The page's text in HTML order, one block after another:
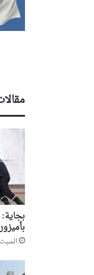
بأميزور
السبت, 1 أغسطس